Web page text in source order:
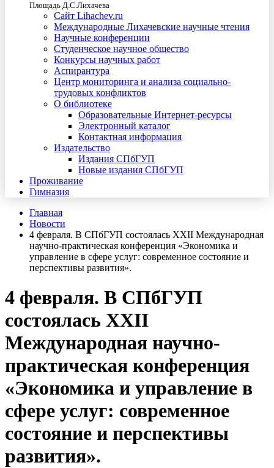
Площадь Д.С.Лихачева
Сайт Lihachev.ru
Международные Лихачевские научные чтения
Научные конференции
Студенческое научное общество
Конкурсы научных работ
Аспирантура
Центр мониторинга и анализа социально-
трудовых конфликтов
О библиотеке
Образовательные Интернет-ресурсы
Электронный каталог
Контактная информация
Издательство
Издания СПбГУП
Новые издания СПбГУП
Проживание
Гимназия
Главная
Новости
4 февраля. В СПбГУП состоялась XXII Международная
научно-практическая конференция «Экономика и
управление в сфере услуг: современное состояние и
перспективы развития».
4 февраля. В СПбГУП
состоялась XXII
Международная научно-
практическая конференция
«Экономика и управление в
сфере услуг: современное
состояние и перспективы
развития».